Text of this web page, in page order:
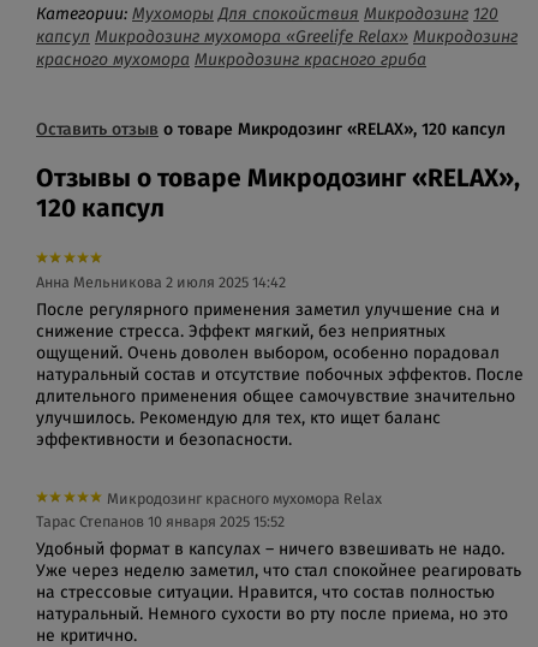
Категории: Мухоморы Для спокойствия Микродозинг 120
капсул Микродозинг мухомора «Greelife Relax» Микродозинг
красного мухомора Микродозинг красного гриба
Оставить отзыв о товаре Микродозинг «RELAX», 120 капсул
Отзывы о товаре Микродозинг «RELAX»,
120 капсул
Анна Мельникова 2 июля 2025 14:42
После регулярного применения заметил улучшение сна и
снижение стресса. Эффект мягкий, без неприятных
ощущений. Очень доволен выбором, особенно порадовал
натуральный состав и отсутствие побочных эффектов. После
длительного применения общее самочувствие значительно
улучшилось. Рекомендую для тех, кто ищет баланс
эффективности и безопасности.
Микродозинг красного мухомора Relax
Тарас Степанов 10 января 2025 15:52
Удобный формат в капсулах – ничего взвешивать не надо.
Уже через неделю заметил, что стал спокойнее реагировать
на стрессовые ситуации. Нравится, что состав полностью
натуральный. Немного сухости во рту после приема, но это
не критично.